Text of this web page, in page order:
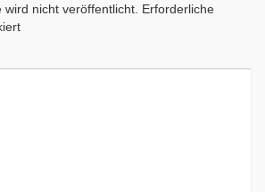
nicht veröffentlicht. Erforderliche